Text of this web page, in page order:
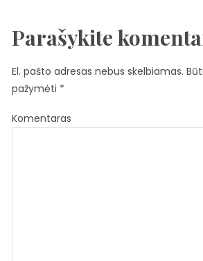
Parašykite
El. pašto adresas nebus skelbiamas.
pažymėti *
Komentaras